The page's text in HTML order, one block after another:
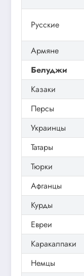
Русские
Армяне
Белуджи
Казаки
Персы
Украинцы
Татары
Тюрки
Афганцы
Курды
Евреи
Каракалпаки
Немцы